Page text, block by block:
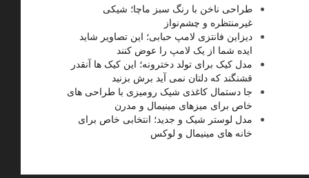
طراحی ناخن با رنگ سبز ماچا؛ شیکی
غیرمنتظره و چشم‌نواز
دیزاین فانتزی لامپ حبابی؛ این تصاویر شاید
ایده شما از یک لامپ را عوض کنند
مدل کیک برای تولد دخترونه؛ این کیک ها آنقدر
قشنگند که دلتان نمی آید برش بزنید
جا دستمال کاغذی شیک رومیزی با طراحی های
خاص برای میزهای مینیمال و مدرن
مدل لوستر شیک و جدید؛ انتخابی خاص برای
خانه های مینیمال و لوکس